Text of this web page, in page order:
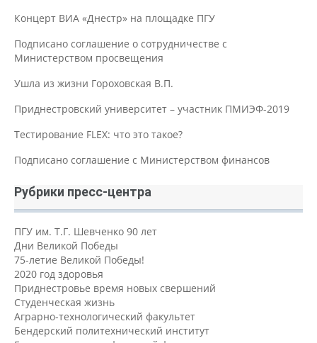
Концерт ВИА «Днестр» на площадке ПГУ
Подписано соглашение о сотрудничестве с
Министерством просвещения
Ушла из жизни Гороховская В.П.
Приднестровский университет – участник ПМИЭФ-2019
Тестирование FLEX: что это такое?
Подписано соглашение с Министерством финансов
Рубрики пресс-центра
ПГУ им. Т.Г. Шевченко 90 лет
Дни Великой Победы
75-летие Великой Победы!
2020 год здоровья
Приднестровье время новых свершений
Студенческая жизнь
Аграрно-технологический факультет
Бендерский политехнический институт